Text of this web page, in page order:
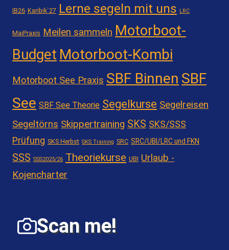
IB26 Karibik`27 Lerne segeln mit uns LRC
MaiPraxis Meilen sammeln Motorboot-
Budget Motorboot-Kombi
Motorboot See Praxis SBF Binnen SBF
See SBF See Theorie Segelkurse Segelreisen
Segeltörns Skippertraining SKS SKS/SSS
Prüfung SKS Herbst SKS Training SRC SRC/UBI/LRC und FKN
SSS SSS2025/26 Theoriekurse UBI Urlaub -
Kojencharter
Scan me!